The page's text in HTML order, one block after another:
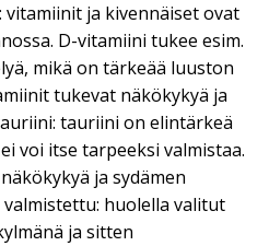
vitamiinit ja kivennäiset ovat
D-vitamiini tukee esim.
mikä on tärkeää luuston
tukevat näkökykyä ja
tauriini on elintärkeä
voi itse tarpeeksi valmistaa.
ja sydämen
huolella valitut
ja sitten